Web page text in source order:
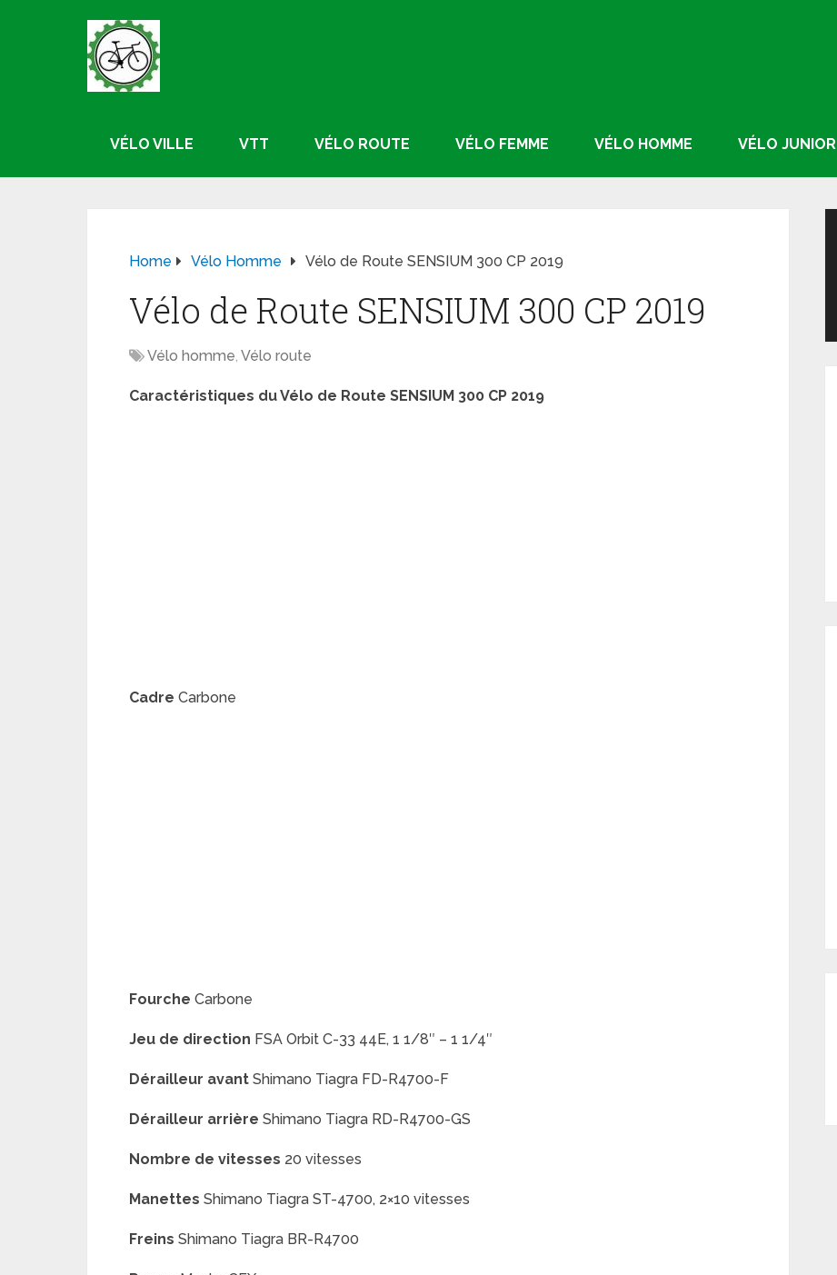
VÉLO VILLE VTT VÉLO ROUTE VÉLO FEMME VÉLO HOMME VÉLO JUNIOR
Home Vélo Homme Vélo de Route SENSIUM 300 CP 2019
Vélo de Route SENSIUM 300 CP 2019
Vélo homme, Vélo route
Caractéristiques du Vélo de Route SENSIUM 300 CP 2019
Cadre Carbone
Fourche Carbone
Jeu de direction FSA Orbit C-33 44E, 1 1/8″ – 1 1/4″
Dérailleur avant Shimano Tiagra FD-R4700-F
Dérailleur arrière Shimano Tiagra RD-R4700-GS
Nombre de vitesses 20 vitesses
Manettes Shimano Tiagra ST-4700, 2×10 vitesses
Freins Shimano Tiagra BR-R4700